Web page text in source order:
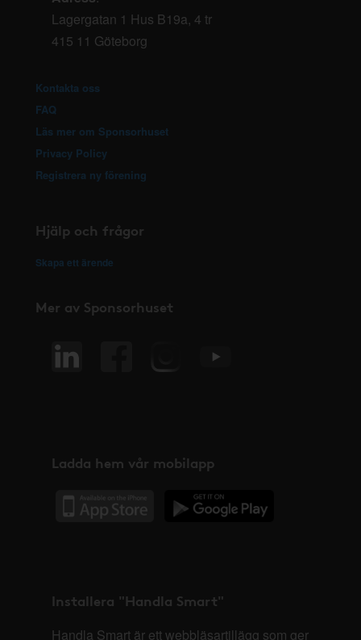
Lagergatan 1 Hus B19a, 4 tr
415 11 Göteborg
Kontakta oss
FAQ
Läs mer om Sponsorhuset
Privacy Policy
Registrera ny förening
Hjälp och frågor
Skapa ett ärende
Mer av Sponsorhuset
Ladda hem vår mobilapp
Installera "Handla Smart"
Handla Smart är ett webbläsartillägg som ger